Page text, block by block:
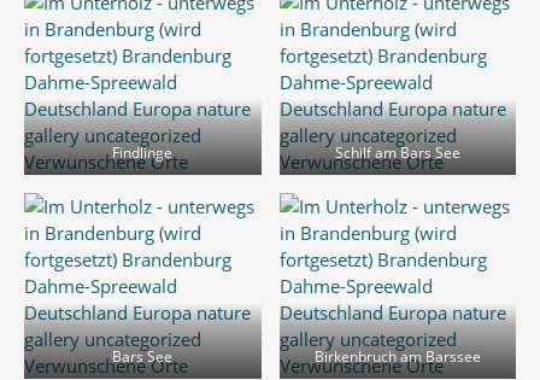
Findlinge Schilf am Bars See
Bars See Birkenbruch am Barssee